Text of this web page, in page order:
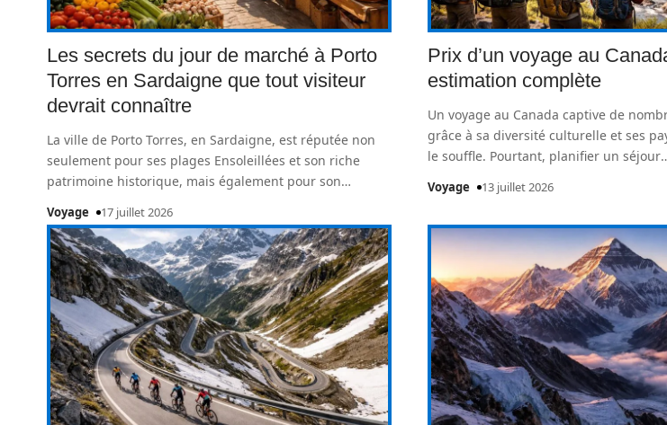
Les secrets du jour de marché à Porto
Torres en Sardaigne que tout visiteur
devrait connaître
La ville de Porto Torres, en Sardaigne, est réputée non
seulement pour ses plages Ensoleillées et son riche
patrimoine historique, mais également pour son…
Voyage 17 juillet 2026
Prix d’un voyage au
estimation complète
Un voyage au Canada captive de
grâce à sa diversité culturelle et ses
le souffle. Pourtant, planifier un séjour
Voyage 13 juillet 2026